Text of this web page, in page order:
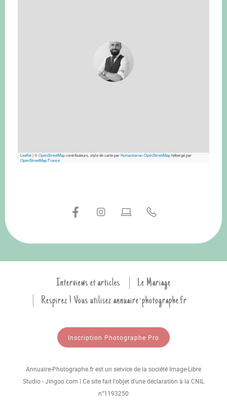
Leaflet|©OpenStreetMapcontributeurs, style de carte parHumanitarian OpenStreetMaphébergé par
OpenStreetMap France
Interviews et articles
Le Mariage
Respirez ! Vous utilisez annuaire-photographe.fr
Inscription Photographe Pro
Annuaire-Photographe.fr est un service de la société Image-Libre
Studio - Jingoo.com | Ce site fait l'objet d'une déclaration à la CNIL
n°1193250